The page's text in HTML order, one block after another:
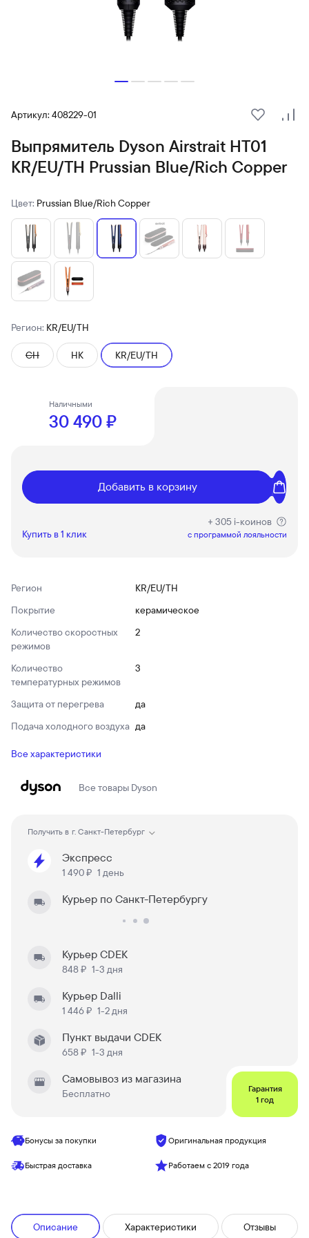
Артикул: 408229-01
В
Выпрямитель Dyson Airstrait HT01
KR/EU/TH Prussian Blue/Rich Copper
Цвет: Prussian Blue/Rich Copper
Регион: KR/EU/TH
CH HK KR/EU/TH
Наличными
30 490 ₽
Добавить в корзину
Купить в 1 клик
+ 305 i-коинов
c программой лояльности
Регион
KR/EU/TH
Покрытие
керамическое
Количество скоростных
режимов
2
Количество
температурных режимов
3
Защита от перегрева
да
Подача холодного воздуха да
Все характеристики
Все товары Dyson
Получить в г. Санкт-Петербург
Экспресс
1 490 ₽ 1 день
Курьер по Санкт-Петербургу
Курьер CDEK
848 ₽ 1-3 дня
Курьер Dalli
1 446 ₽ 1-2 дня
Пункт выдачи CDEK
658 ₽ 1-3 дня
Самовывоз из магазина
Бесплатно
Гарантия
1 год
Бонусы за покупки Оригинальная продукция
Быстрая доставка Работаем с 2019 года
Описание Характеристики Отзывы